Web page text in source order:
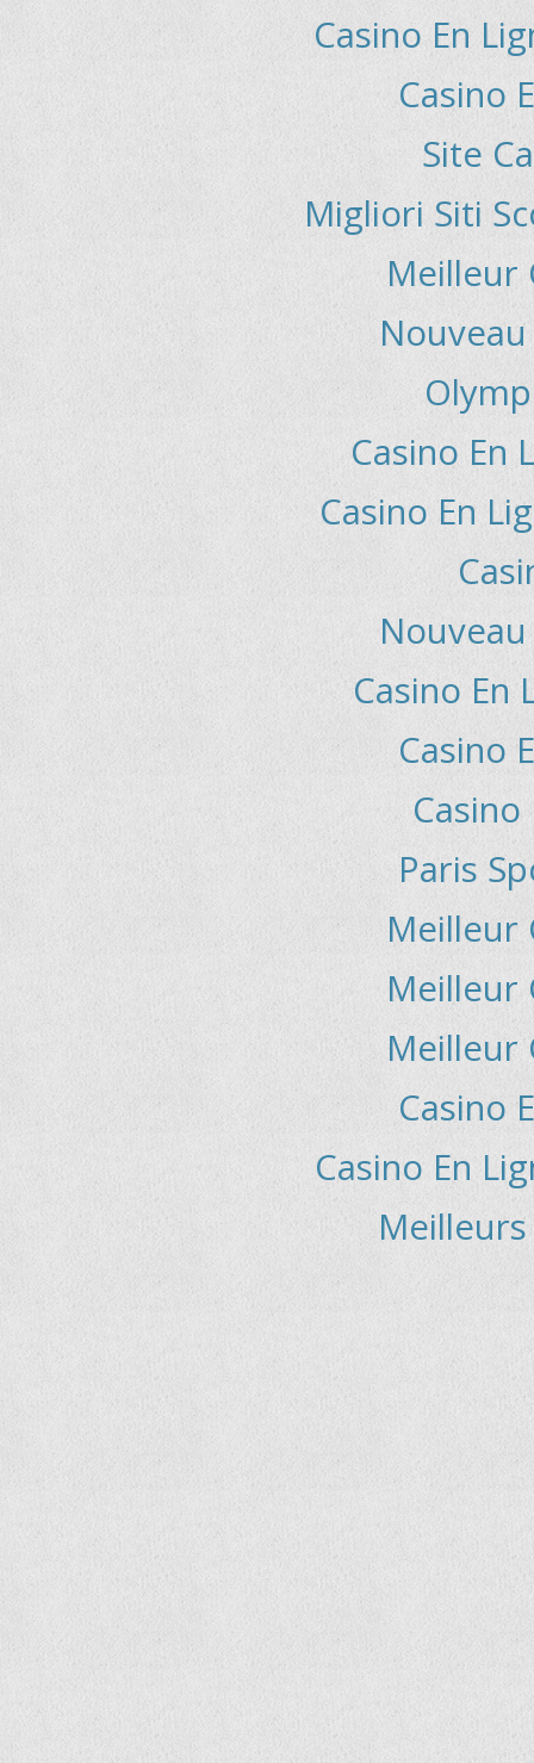
Casino En
Casino
Site
Migliori Siti
Meilleur
Casino En
Casino En
Casino En
Casino
Casino
Paris
Meilleur
Meilleur
Meilleur
Casino
Casino En